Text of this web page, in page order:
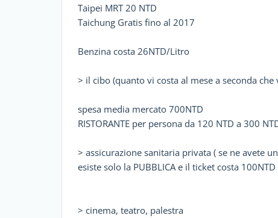
Taipei MRT 20 NTD
Taichung Gratis fino al 2017
Benzina costa 26NTD/Litro
> il cibo (quanto vi costa al mese a seconda
spesa media mercato 700NTD
RISTORANTE per persona da 120 NTD a 300
> assicurazione sanitaria privata ( se ne avete
esiste solo la PUBBLICA e il ticket costa
> cinema, teatro, palestra